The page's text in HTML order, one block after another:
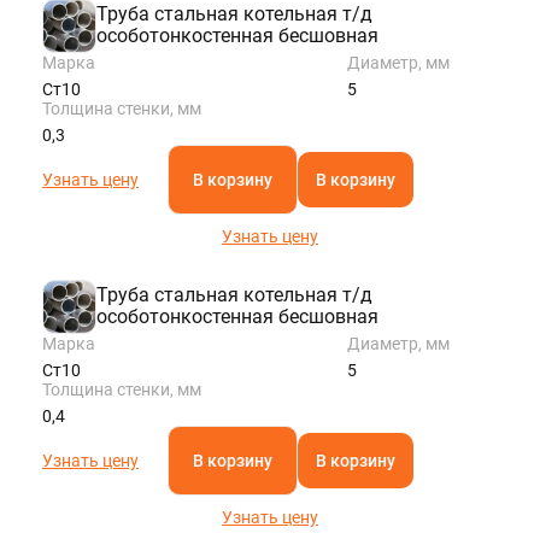
Труба стальная котельная т/д
особотонкостенная бесшовная
Марка
Ст10
Диаметр, мм
5
Толщина стенки, мм
0,3
Узнать цену В корзину В корзину
Узнать цену
Труба стальная котельная т/д
особотонкостенная бесшовная
Марка
Ст10
Диаметр, мм
5
Толщина стенки, мм
0,4
Узнать цену В корзину В корзину
Узнать цену